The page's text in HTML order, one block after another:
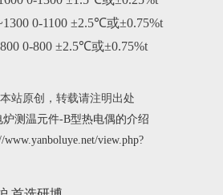
0-1100 ±2.5℃或±0.75%t
0-800 ±2.5℃或±0.75%t
站原创，转载请注明出处
炉测温元件-B型热电偶的介绍
www.yanboluye.net/view.php?